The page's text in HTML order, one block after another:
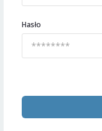
Hasło